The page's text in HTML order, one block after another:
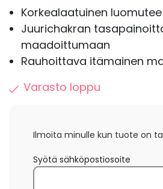
Korkealaatuinen luomutee
Juurichakran
maadoittumaan
Rauhoittava itämainen
Varasto loppu
Ilmoita minulle kun tuote on
Syötä sähköpostiosoite